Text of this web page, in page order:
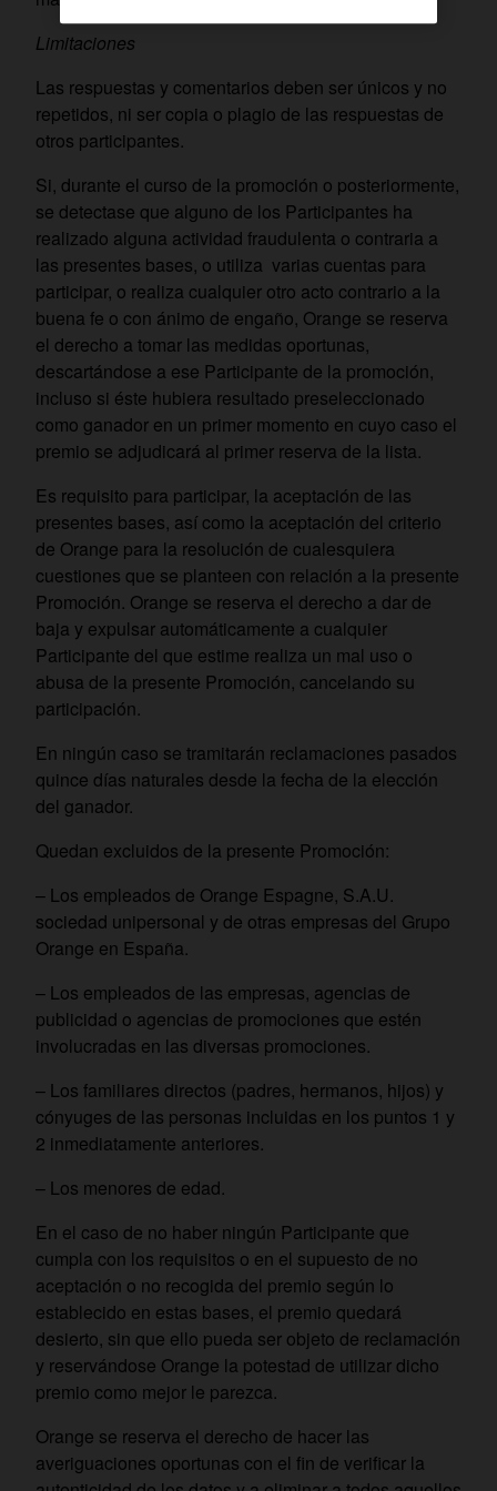
Limitaciones
Las respuestas y comentarios deben ser únicos y no
repetidos, ni ser copia o plagio de las respuestas de
otros participantes.
Si, durante el curso de la promoción o posteriormente,
se detectase que alguno de los Participantes ha
realizado alguna actividad fraudulenta o contraria a
las presentes bases, o utiliza varias cuentas para
participar, o realiza cualquier otro acto contrario a la
buena fe o con ánimo de engaño, Orange se reserva
el derecho a tomar las medidas oportunas,
descartándose a ese Participante de la promoción,
incluso si éste hubiera resultado preseleccionado
como ganador en un primer momento en cuyo caso el
premio se adjudicará al primer reserva de la lista.
Es requisito para participar, la aceptación de las
presentes bases, así como la aceptación del criterio
de Orange para la resolución de cualesquiera
cuestiones que se planteen con relación a la presente
Promoción. Orange se reserva el derecho a dar de
baja y expulsar automáticamente a cualquier
Participante del que estime realiza un mal uso o
abusa de la presente Promoción, cancelando su
participación.
En ningún caso se tramitarán reclamaciones pasados
quince días naturales desde la fecha de la elección
del ganador.
Quedan excluidos de la presente Promoción:
– Los empleados de Orange Espagne, S.A.U.
sociedad unipersonal y de otras empresas del Grupo
Orange en España.
– Los empleados de las empresas, agencias de
publicidad o agencias de promociones que estén
involucradas en las diversas promociones.
– Los familiares directos (padres, hermanos, hijos) y
cónyuges de las personas incluidas en los puntos 1 y
2 inmediatamente anteriores.
– Los menores de edad.
En el caso de no haber ningún Participante que
cumpla con los requisitos o en el supuesto de no
aceptación o no recogida del premio según lo
establecido en estas bases, el premio quedará
desierto, sin que ello pueda ser objeto de reclamación
y reservándose Orange la potestad de utilizar dicho
premio como mejor le parezca.
Orange se reserva el derecho de hacer las
averiguaciones oportunas con el fin de verificar la